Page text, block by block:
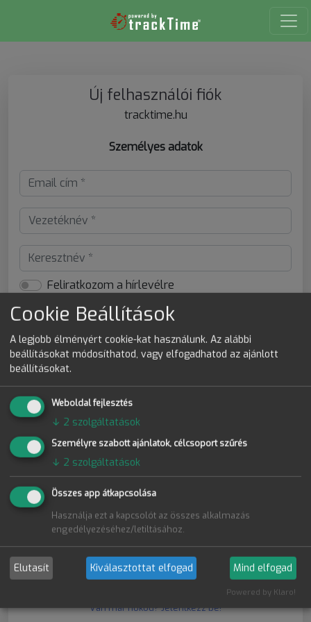
Új felhasználói fiók
tracktime.hu
Személyes adatok
Feliratkozom a hírlevélre
Bejelentkezési adatok
Elolvastam és elfogadom a
feltételeket
Regisztráció
Regisztráció Google-el
Van már fiókod? Jelentkezz be!
Cookie Beállítások
A legjobb élményért cookie-kat használunk. Az alábbi
beállításokat módosíthatod, vagy elfogadhatod az ajánlott
beállításokat.
Weboldal fejlesztés
↓ 2 szolgáltatások
Személyre szabott ajánlatok, célcsoport szűrés
↓ 2 szolgáltatások
Összes app átkapcsolása
Használja ezt a kapcsolót az összes alkalmazás
engedélyezéséhez/letiltásához.
Elutasít Kiválasztottat elfogad Mind elfogad
Powered by Klaro!